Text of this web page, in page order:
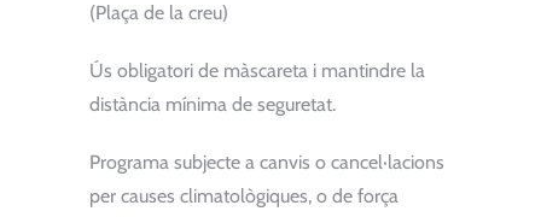
(Plaça de la creu)
Ús obligatori de màscareta i mantindre la
distància mínima de seguretat.
Programa subjecte a canvis o cancel·lacions
per causes climatològiques, o de força